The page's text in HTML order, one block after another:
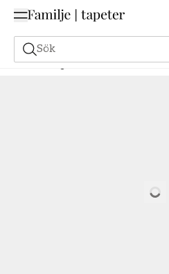
Sök
Målarfärg Beställ utifrån NCS